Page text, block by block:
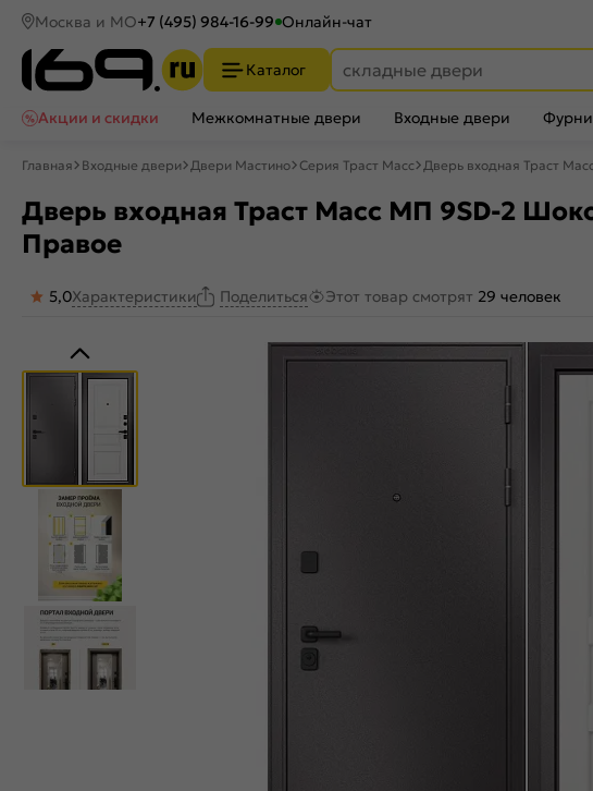
Москва и МО+7 (495) 984-16-99 Онлайн-чат
Каталог
Акции и скидки
Межкомнатные двери Входные двери
Главная Входные двери Двери Мастино Серия Траст Масс Дверь входная Траст
Дверь входная Траст Масс МП 9SD-2
Правое
5,0Характеристики Поделиться Этот товар смотрят 29 человек